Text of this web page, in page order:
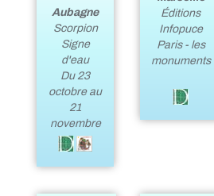
Aubagne
Scorpion
Signe
d'eau
Du 23
octobre au
21
novembre
Éditions
Infopuce
Paris - les
monuments